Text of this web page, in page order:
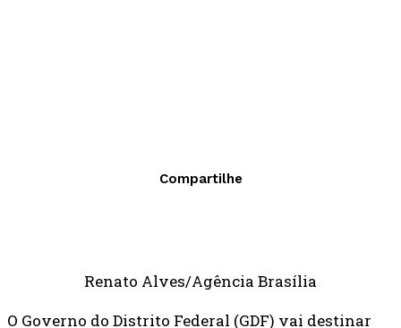
Compartilhe
Renato Alves/Agência Brasília
O Governo do Distrito Federal (GDF) vai destinar